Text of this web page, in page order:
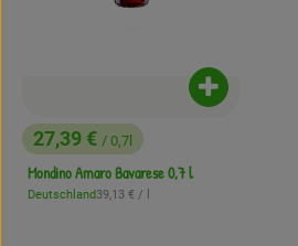
, Preis:
27,39 € / 0,7l
Mondino Amaro Bavarese 0,7 l
, Herkunft:
Deutschland, Referenzpreis:
39,13 € / l
Produkt